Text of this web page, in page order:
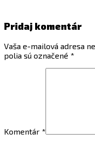
Pridaj komentár
Vaša e-mailová adresa
polia sú označené *
Komentár *